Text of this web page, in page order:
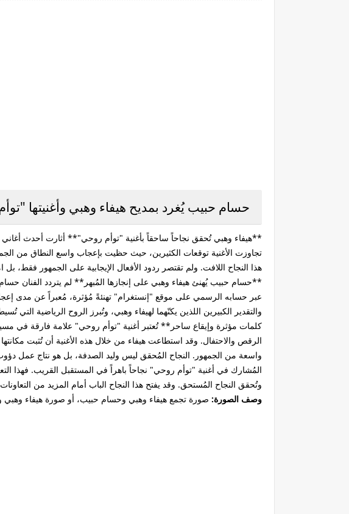
حسام حبيب يُغرد بمديح هيفاء وهبي وأغنيتها
**هيفاء وهبي تُحقق نجاحاً ساحقاً بأغنية "توأم روحي"** أثارت أحدث أغاني
تجاوزت الأغنية توقعات الكثيرين، حيث حظيت بإعجاب واسع النطاق من
هذا النجاح اللافت. ولم تقتصر ردود الأفعال الإيجابية على الجمهور
**حسام حبيب يُهنئ هيفاء وهبي على إنجازها المُبهر** لم يتردد الفنان
عبر حسابه الرسمي على موقع "إنستغرام" تهنئةً مُؤثرة، مُعبراً عن مدى
والتقدير الكبيرين اللذين يكنّهما لهيفاء وهبي، وتُبرز الروح الرياضية التي
كلمات مؤثرة وإيقاع ساحر** تُعتبر أغنية "توأم روحي" علامة فارقة في
الرقص والاحتفال. وقد استطاعت هيفاء من خلال هذه الأغنية أن تُثبت
واسعة من الجمهور. النجاح المُحقق ليس وليد الصدفة، بل هو نتاج عمل
المُشارك في أغنية "توأم روحي" نجاحاً باهراً في المستقبل القريب. فهذا
وتُحقق النجاح المُستحق. وقد يفتح هذا النجاح الباب أمام المزيد من
وصف الصورة: صورة تجمع هيفاء وهبي وحسام حبيب، أو صورة هيفاء وهبي